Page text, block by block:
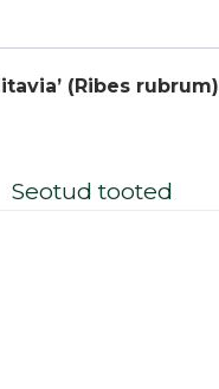
(Ribes rubrum)
Seotud tooted